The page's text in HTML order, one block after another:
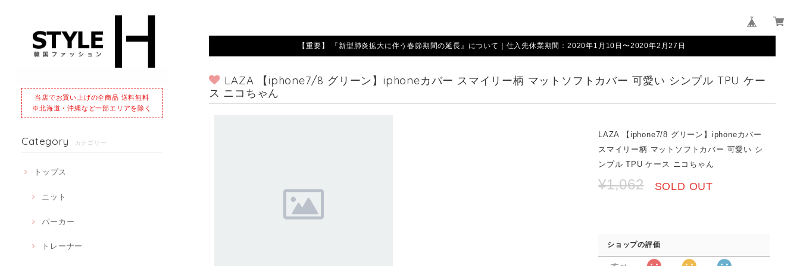
当店でお買い上げの全商品 送料無料
※北海道・沖縄など一部エリアを除く
Category カテゴリー
トップス
ニット
パーカー
トレーナー
【重要】 『新型肺炎拡大に伴う春節期間の延長』について｜仕入先休業期間：2020年1月10日〜2020年2月27日
LAZA 【iphone7/8 グリーン】iphoneカバー スマイリー柄 マットソフトカバー 可愛い シンプル TPU ケー
ス ニコちゃん
LAZA 【iphone7/8 グリーン】iphoneカバー
スマイリー柄 マットソフトカバー 可愛い シ
ンプル TPU ケース ニコちゃん
¥1,062 SOLD OUT
ショップの評価